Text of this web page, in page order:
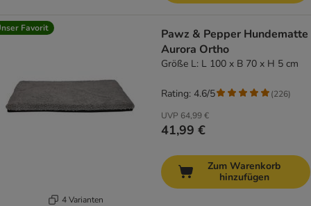
Favorit
4 Varianten
Pawz & Pepper Hundematte
Aurora Ortho
Größe L: L 100 x B 70 x H 5 cm
UVP 64,99 €
41,99 €
Rating: 4.6/5 (226)
Zum Warenkorb
hinzufügen